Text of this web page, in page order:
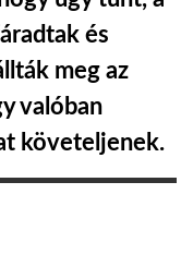
és
meg az
valóban
követeljenek.